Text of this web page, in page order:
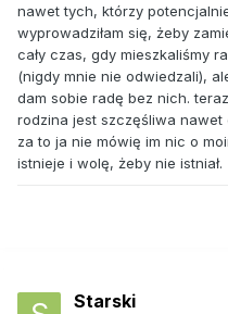
nawet tych, którzy
wyprowadziłam się, żeby
cały czas, gdy mieszkaliśmy
(nigdy mnie nie odwiedzali),
dam sobie radę bez nich.
rodzina jest szczęśliwa nawet
za to ja nie mówię im nic o
istnieje i wolę, żeby nie istniał.
Starski